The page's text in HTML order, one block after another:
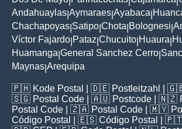
Andahuaylas Aymaraes Ayabaca
Chachapoyas Satipo Chota Bolognesi
Víctor Fajardo Pataz Chucuito Huaura
Huamanga General Sanchez Cerro
Maynas Arequipa
🇵🇭 Kode Postal | 🇩🇪 Postleitzahl |
🇸🇬 Postal Code | 🇦🇺 Postcode | 🇳🇿
Postal Code | 🇿🇦 Postal Code | 🇲🇾
Código Postal
| 🇪🇸 Código Postal |